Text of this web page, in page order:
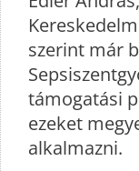
szerint már
támogatási
ezeket
alkalmazni.